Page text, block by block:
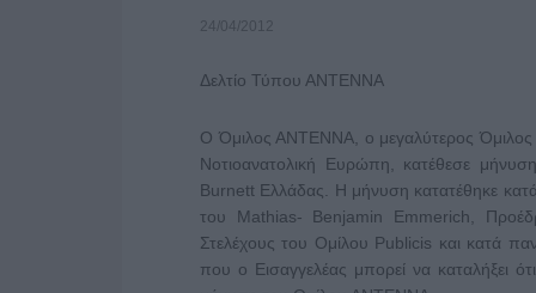
24/04/2012
Δελτίο Τύπου ΑΝΤΕΝΝΑ
Ο Όμιλος ΑΝΤΕΝΝΑ, ο μεγαλύτερος
Νοτιοανατολική Ευρώπη, κατέθεσε
Burnett Ελλάδας. Η μήνυση κατατέθηκε
του Mathias- Benjamin Emmerich,
Στελέχους του Ομίλου Publicis και κατά
που ο Εισαγγελέας μπορεί να καταλήξει